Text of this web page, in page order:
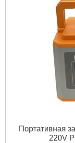
338 мм
237 мм
312 мм
Портативная
220V